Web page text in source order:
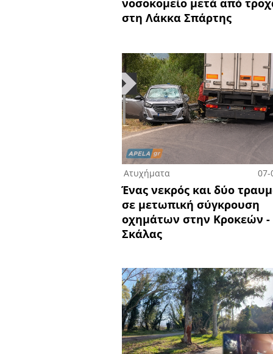
νοσοκομείο μετά από
στη Λάκκα Σπάρτης
Ατυχήματα 07-
Ένας νεκρός και δύο
σε μετωπική σύγκρουση
οχημάτων στην Κροκεών -
Σκάλας